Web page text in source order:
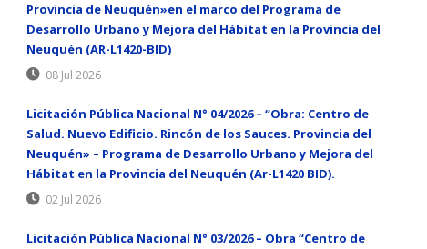
Provincia de Neuquén»en el marco del Programa de
Desarrollo Urbano y Mejora del Hábitat en la Provincia del
Neuquén (AR-L1420-BID)
08 Jul 2026
Licitación Pública Nacional N° 04/2026 – “Obra: Centro de
Salud. Nuevo Edificio. Rincón de los Sauces. Provincia del
Neuquén» – Programa de Desarrollo Urbano y Mejora del
Hábitat en la Provincia del Neuquén (Ar-L1420 BID).
02 Jul 2026
Licitación Pública Nacional N° 03/2026 – Obra “Centro de